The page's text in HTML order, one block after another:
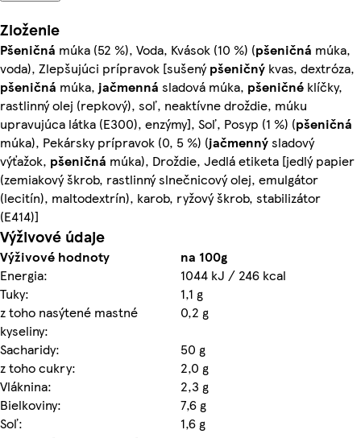
Zloženie
Pšeničná múka (52 %), Voda, Kvások (10 %) (pšeničná múka,
voda), Zlepšujúci prípravok [sušenýpšeničný kvas, dextróza,
pšeničná múka, jačmenná sladová múka, pšeničné klíčky,
rastlinný olej (repkový), soľ, neaktívne droždie, múku
upravujúca látka (E300), enzýmy], Soľ, Posyp (1 %) (pšeničná
múka), Pekársky prípravok (0, 5 %) (jačmennýsladový
výťažok, pšeničná múka), Droždie, Jedlá etiketa [jedlý papier
(zemiakový škrob, rastlinný slnečnicový olej, emulgátor
(lecitín), maltodextrín), karob, ryžový škrob, stabilizátor
(E414)]
Výživové údaje
Výživové hodnoty
na 100g
Energia:
1044 kJ / 246 kcal
Tuky:
1,1 g
z toho nasýtené mastné
kyseliny:
0,2 g
Sacharidy:
50 g
z toho cukry:
2,0 g
Vláknina:
2,3 g
Bielkoviny:
7,6 g
Soľ:
1,6 g